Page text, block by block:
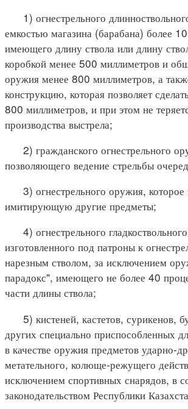
1) огнестрельного
емкостью магазина (барабана) более
имеющего длину ствола или длину
коробкой менее 500 миллиметров и
оружия менее 800 миллиметров, а
конструкцию, которая позволяет
800 миллиметров, и при этом не
производства выстрела;
2) гражданского огнестрельного
позволяющего ведение стрельбы
3) огнестрельного оружия,
имитирующую другие предметы;
4) огнестрельного
изготовленного под патроны к
нарезным стволом, за исключением
парадокс", имеющего не более 40
части длины ствола;
5) кистеней, кастетов, сурикенов,
других специально приспособленных
в качестве оружия предметов ударно-
метательного, колюще-режущего
исключением спортивных снарядов, в
законодательством Республики